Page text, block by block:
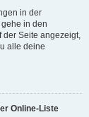
in der
in den
der Seite angezeigt,
alle deine
Online-Liste